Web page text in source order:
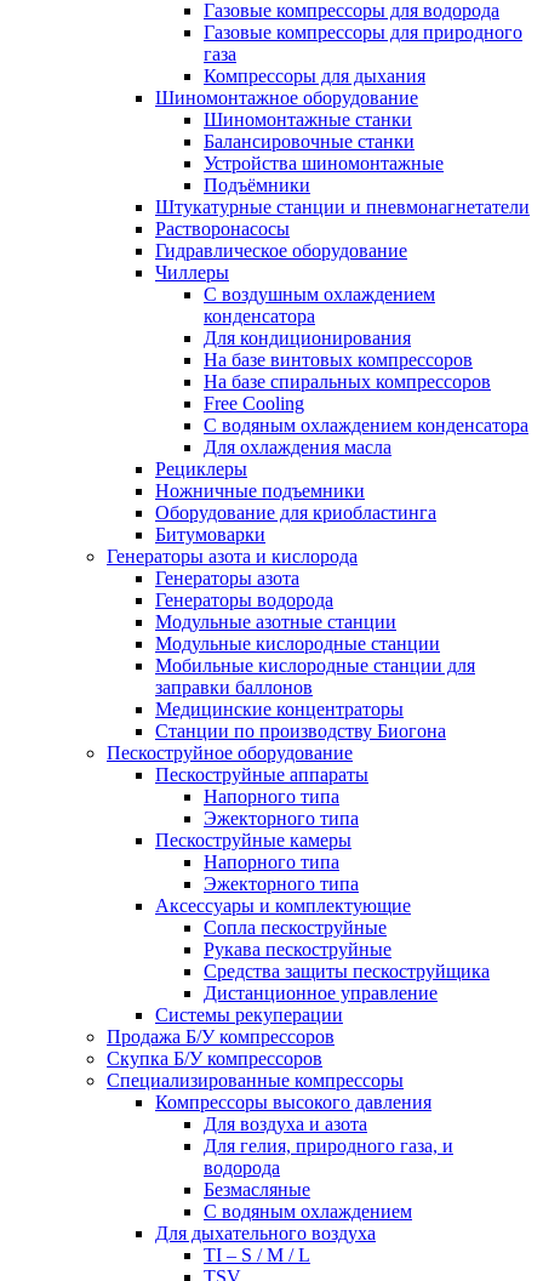
Газовые компрессоры для водорода
Газовые компрессоры для природного
газа
Компрессоры для дыхания
Шиномонтажное оборудование
Шиномонтажные станки
Балансировочные станки
Устройства шиномонтажные
Подъёмники
Штукатурные станции и пневмонагнетатели
Растворонасосы
Гидравлическое оборудование
Чиллеры
С воздушным охлаждением
конденсатора
Для кондиционирования
На базе винтовых компрессоров
На базе спиральных компрессоров
Free Cooling
С водяным охлаждением конденсатора
Для охлаждения масла
Рециклеры
Ножничные подъемники
Оборудование для криобластинга
Битумоварки
Генераторы азота и кислорода
Генераторы азота
Генераторы водорода
Модульные азотные станции
Модульные кислородные станции
Мобильные кислородные станции для
заправки баллонов
Медицинские концентраторы
Станции по производству Биогона
Пескоструйное оборудование
Пескоструйные аппараты
Напорного типа
Эжекторного типа
Пескоструйные камеры
Напорного типа
Эжекторного типа
Аксессуары и комплектующие
Сопла пескоструйные
Рукава пескоструйные
Средства защиты пескоструйщика
Дистанционное управление
Системы рекуперации
Продажа Б/У компрессоров
Скупка Б/У компрессоров
Специализированные компрессоры
Компрессоры высокого давления
Для воздуха и азота
Для гелия, природного газа, и
водорода
Безмасляные
С водяным охлаждением
Для дыхательного воздуха
TI – S / M / L
TSV